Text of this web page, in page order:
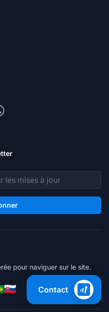
pour naviguer sur le site.
Contact